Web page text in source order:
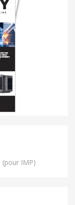
(pour IMP)